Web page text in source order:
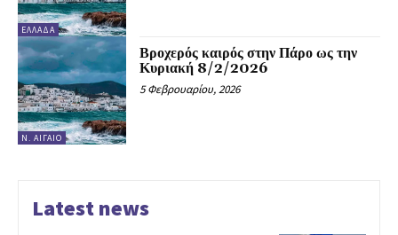
ΕΛΛΆΔΑ
Ν. ΑΙΓΑΊΟ
Βροχερός καιρός στην Πάρο ως την
Κυριακή 8/2/2026
5 Φεβρουαρίου, 2026
Latest news